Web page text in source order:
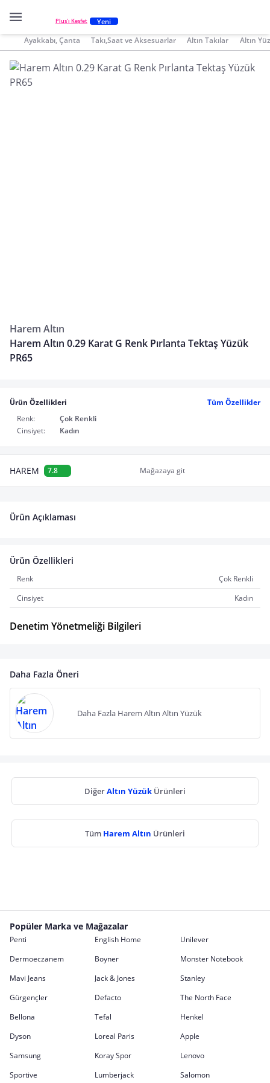
Plus'ı Keşfet Yeni
Ayakkabı, Çanta Takı,Saat ve Aksesuarlar Altın Takılar Altın
Harem Altın
Harem Altın 0.29 Karat G Renk Pırlanta Tektaş Yüzük
PR65
Ürün Özellikleri
Tüm Özellikler
Renk:
Çok Renkli
Cinsiyet:
Kadın
HAREM 7.8 Mağazaya git
Ürün Açıklaması
Ürün Özellikleri
Renk
Çok Renkli
Cinsiyet
Kadın
Denetim Yönetmeliği Bilgileri
Daha Fazla Öneri
Daha Fazla Harem Altın Altın Yüzük
DiğerAltın Yüzük Ürünleri
Tüm Harem Altın Ürünleri
Popüler Marka ve Mağazalar
Penti English Home
Unilever
Dermoeczanem
Boyner
Monster Notebook
Mavi Jeans
Jack & Jones
Stanley
Gürgençler
Defacto
The North Face
Bellona
Tefal
Henkel
Dyson
Loreal Paris
Apple
Samsung
Koray Spor
Lenovo
Sportive
Lumberjack Salomon